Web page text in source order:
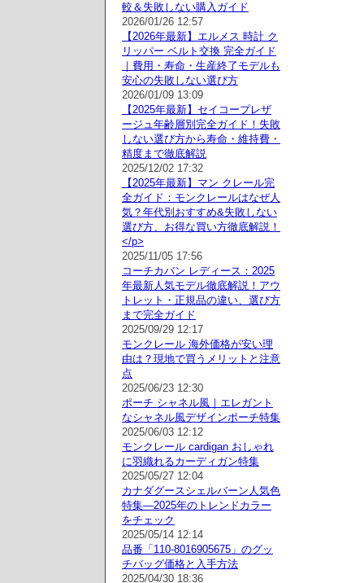
較＆失敗しない購入ガイド
2026/01/26 12:57
【2026年最新】エルメス 時計 ク
リッパー ベルト交換 完全ガイド
｜費用・寿命・生産終了モデルも
安心の失敗しない選び方
2026/01/09 13:09
【2025年最新】セイコープレザ
ージュ年齢層別完全ガイド！失敗
しない選び方から寿命・維持費・
精度まで徹底解説
2025/12/02 17:32
【2025年最新】マン クレール完
全ガイド：モンクレールはなぜ人
気？年代別おすすめ&失敗しない
選び方、お得な買い方徹底解説！
</p>
2025/11/05 17:56
コーチカバン レディース：2025
年最新人気モデル徹底解説！アウ
トレット・正規品の違い、選び方
まで完全ガイド
2025/09/29 12:17
モンクレール 海外価格が安い理
由は？現地で買うメリットと注意
点
2025/06/23 12:30
ポーチ シャネル風｜エレガント
なシャネル風デザインポーチ特集
2025/06/03 12:12
モンクレール cardigan おしゃれ
に羽織れるカーディガン特集
2025/05/27 12:04
カナダグースシェルバーン人気色
特集—2025年のトレンドカラー
をチェック
2025/05/14 12:14
品番「110-8016905675」のグッ
チバッグ価格と入手方法
2025/04/30 18:36